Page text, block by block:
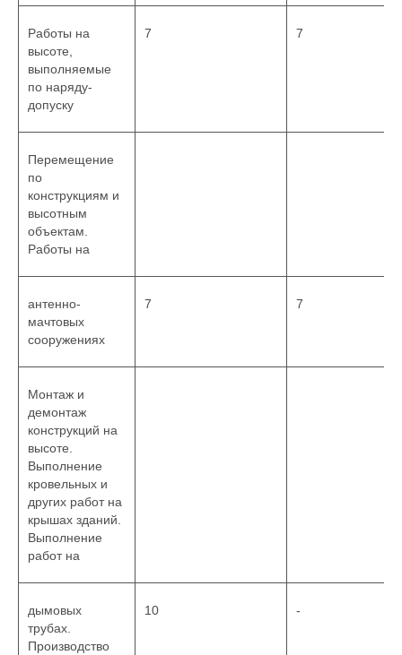
Работы на
высоте,
выполняемые
по наряду-
допуску
7 7
Перемещение
по
конструкциям и
высотным
объектам.
Работы на
антенно-
мачтовых
сооружениях
7 7
Монтаж и
демонтаж
конструкций на
высоте.
Выполнение
кровельных и
других работ на
крышах зданий.
Выполнение
работ на
дымовых
трубах.
Производство
10 -